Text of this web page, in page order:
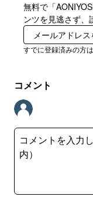
無料で「
ンツを見逃さず、
すでに登録済みの方は
コメント